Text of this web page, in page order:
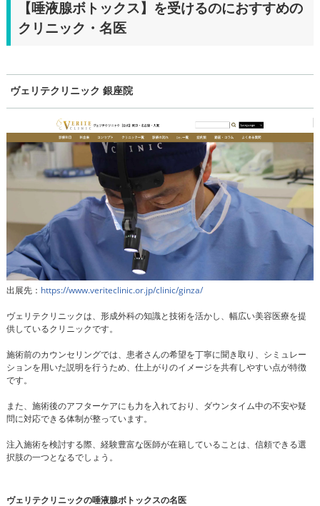
【唾液腺ボトックス】を受けるのにおすすめの
クリニック・名医
ヴェリテクリニック 銀座院
出展先： https://www.veriteclinic.or.jp/clinic/ginza/
ヴェリテクリニックは、形成外科の知識と技術を活かし、幅広い美容医療を提
供しているクリニックです。
施術前のカウンセリングでは、患者さんの希望を丁寧に聞き取り、シミュレー
ションを用いた説明を行うため、仕上がりのイメージを共有しやすい点が特徴
です。
また、施術後のアフターケアにも力を入れており、ダウンタイム中の不安や疑
問に対応できる体制が整っています。
注入施術を検討する際、経験豊富な医師が在籍していることは、信頼できる選
択肢の一つとなるでしょう。
ヴェリテクリニックの唾液腺ボトックスの名医